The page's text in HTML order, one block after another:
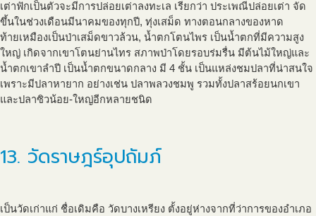
เต่าฟักเป็นตัวจะมีการปล่อยเต่าลงทะเล เรียกว่า ประเพณีปล่อยเต่า จัด
ขึ้นในช่วงเดือนมีนาคมของทุกปี, ทุ่งเสม็ด ทางตอนกลางของหาด
ท้ายเหมืองเป็นป่าเสม็ดขาวล้วน, น้ำตกโตนไพร เป็นน้ำตกที่มีความสูง
ใหญ่ เกิดจากเขาโตนย่านไทร สภาพป่าโดยรอบร่มรื่น มีต้นไม้ใหญ่และ
น้ำตกเขาลำปี เป็นน้ำตกขนาดกลาง มี 4 ชั้น เป็นแหล่งชมปลาที่น่าสนใจ
เพราะมีปลาหายาก อย่างเช่น ปลาพลวงชมพู รวมทั้งปลาสร้อยนกเขา
และปลาซิวน้อย-ใหญ่อีกหลายชนิด
13. วัดราษฎร์อุปถัมภ์
เป็นวัดเก่าแก่ ชื่อเดิมคือ วัดบางเหรียง ตั้งอยู่ห่างจากที่ว่าการของอำเภอ